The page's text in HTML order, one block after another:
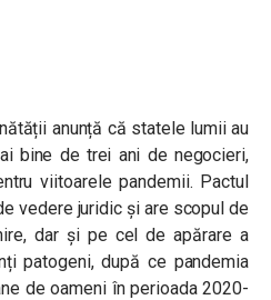
anunță că statele lumii au
bine de trei ani de negocieri,
viitoarele pandemii. Pactul
vedere juridic și are scopul de
dar și pe cel de apărare a
patogeni, după ce pandemia
de oameni în perioada 2020-